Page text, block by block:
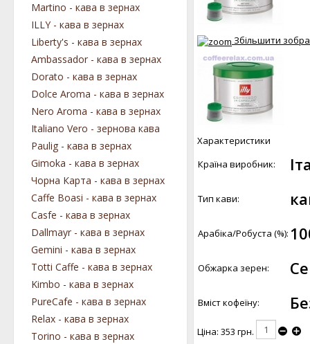
Збільшити
Характеристики
Країна виробник:
Тип кави:
Арабіка/Робуста (%):
Обжарка зерен:
Вміст кофеїну:
Ціна: 353 грн.
Martino - кава в зернах
ILLY - кава в зернах
Liberty's - кава в зернах
Ambassador - кава в зернах
Dorato - кава в зернах
Dolce Aroma - кава в зернах
Nero Aroma - кава в зернах
Italiano Vero - зернова кава
Paulig - кава в зернах
Gimoka - кава в зернах
Чорна Карта - кава в зернах
Caffe Boasi - кава в зернах
Casfe - кава в зернах
Dallmayr - кава в зернах
Gemini - кава в зернах
Totti Caffe - кава в зернах
Kimbo - кава в зернах
PureCafe - кава в зернах
Relax - кава в зернах
Torino - кава в зернах